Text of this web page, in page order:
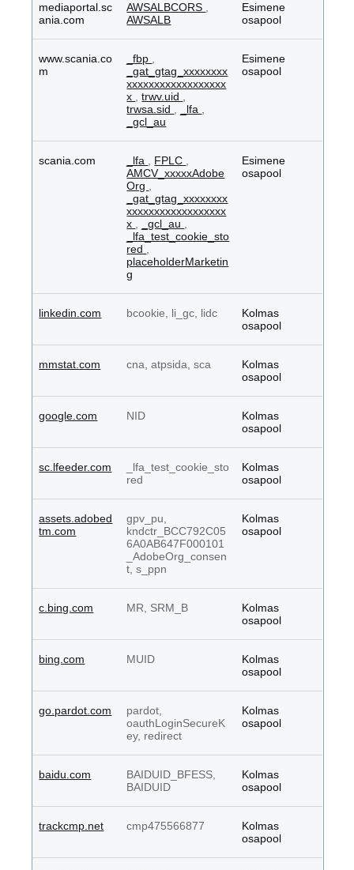
mediaportal.sc
ania.com
AWSALBCORS
AWSALB
Esimene
osapool
www.scania.co
m
_fbp
_gat_gtag_xxxxxxxx
xxxxxxxxxxxxxxxxxx
x
,trwv.uid
trwsa.sid
_lfa
_gcl_au
Esimene
osapool
scania.com _lfa FPLC
AMCV_xxxxxAdobe
Org
_gat_gtag_xxxxxxxx
xxxxxxxxxxxxxxxxxx
x
_gcl_au
_lfa_test_cookie_sto
red
placeholderMarketin
g
Esimene
osapool
linkedin.com bcookie, li_gc, lidc
Kolmas
osapool
mmstat.com cna, atpsida, sca
Kolmas
osapool
google.com NID
Kolmas
osapool
sc.lfeeder.com
_lfa_test_cookie_sto
red
Kolmas
osapool
assets.adobed
tm.com
gpv_pu,
kndctr_BCC792C05
6A0AB647F000101
_AdobeOrg_consen
t, s_ppn
Kolmas
osapool
c.bing.com MR, SRM_B
Kolmas
osapool
bing.com MUID
Kolmas
osapool
go.pardot.com
pardot,
oauthLoginSecureK
ey, redirect
Kolmas
osapool
baidu.com
BAIDUID_BFESS,
BAIDUID
Kolmas
osapool
trackcmp.net cmp475566877
Kolmas
osapool